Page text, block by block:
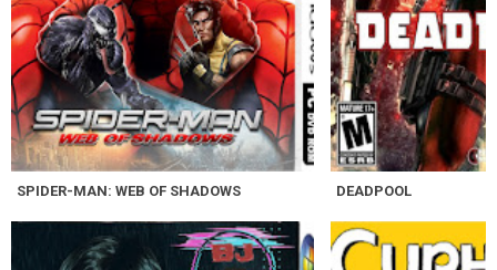
SPIDER-MAN: WEB OF SHADOWS DEADPOOL